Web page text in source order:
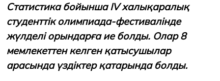
Оқуға қабылдау және қолдау
MNU тынысы
Статистика бойынша IV халықаралық
студенттік олимпиада-фестивалінде
жүлделі орындарға ие болды. Олар 8
мемлекеттен келген қатысушылар
арасында үздіктер қатарында болды.